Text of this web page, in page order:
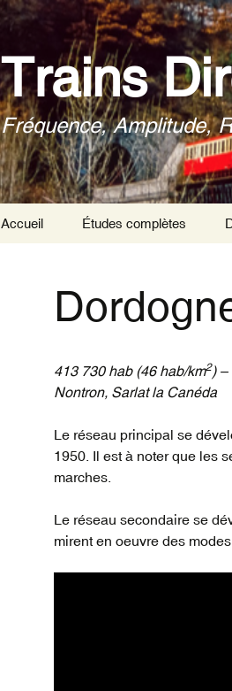
Trains
Fréquence, Amplitude,
Accueil Études complètes
Trains directs : Études
Trains Directs : les
cartes globales et les
413 730 hab (46 hab/km2) –
Nontron, Sarlat la Canéda
Le réseau principal se
1950. Il est à noter que les
marches.
Le réseau secondaire se
mirent en oeuvre des